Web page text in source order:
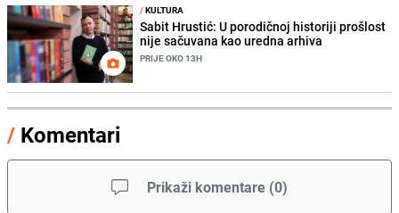
/KULTURA
Sabit Hrustić: U porodičnoj historiji prošlost
nije sačuvana kao uredna arhiva
PRIJE OKO 13H
/ Komentari
Prikaži komentare (0)